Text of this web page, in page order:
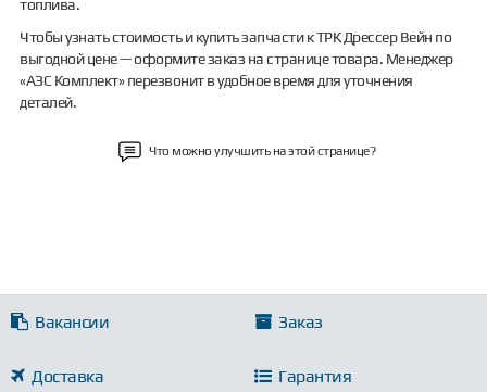
топлива.
Чтобы узнать стоимость и купить запчасти к ТРК Дрессер Вейн по
выгодной цене — оформите заказ на странице товара. Менеджер
«АЗС Комплект» перезвонит в удобное время для уточнения
деталей.
Что можно улучшить на этой странице?
Вакансии Заказ
Доставка Гарантия